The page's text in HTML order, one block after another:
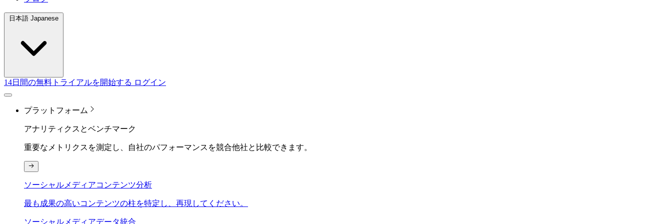
14日間の無料トライアルを開始する ログイン
プラットフォーム
アナリティクスとベンチマーク
重要なメトリクスを測定し、自社のパフォーマンスを競合他社と比較できます。
ソーシャルメディアコンテンツ分析
最も成果の高いコンテンツの柱を特定し、再現してください。
ソーシャルメディアデータ統合